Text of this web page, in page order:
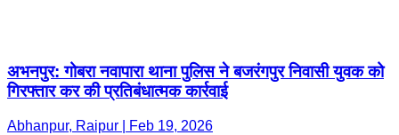
अभनपुर: गोबरा नवापारा थाना पुलिस ने बजरंगपुर निवासी युवक को
गिरफ्तार कर की प्रतिबंधात्मक कार्रवाई
Abhanpur, Raipur | Feb 19, 2026